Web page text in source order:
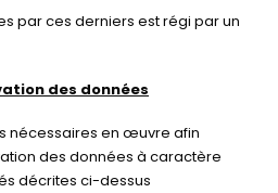
par ces derniers est régi par un
des données
nécessaires en œuvre afin
des données à caractère
décrites ci-dessus